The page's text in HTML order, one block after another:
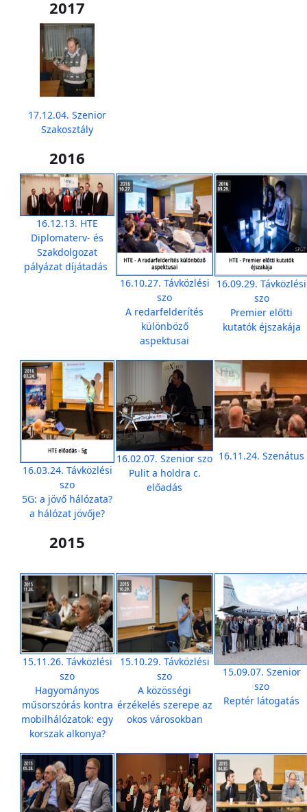
2017
17.12.04. Szenior
Szakosztály
2016
16.12.13. HTE
Diplomaterv- és
Szakdolgozat
pályázat díjátadás
16.10.27. Távközlési
szo
A redarfelderítés
különböző
aspektusai
16.09.29. Távközlési
szo
Premier előtti
kutatók éjszakája
16.03.24. Távközlési
szo
5G: a jövő hálózata?
a hálózat jövője?
16.02.07. Szenior szo
Pulit a holdra c.
előadás
16.11.24. Szenátus
2015
15.11.26. Távközlési
szo
Hagyományos
műsorszórás kontra
mobilhálózatok: egy
korszak alkonya?
15.10.29. Távközlési
szo
A közösségi
érzékelés szerepe az
okos városokban
15.09.07. Szenior
szo
Reptér látogatás